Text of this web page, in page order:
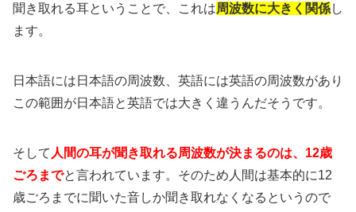
聞き取れる耳ということで、これは周波数に大きく関係し
ます。
日本語には日本語の周波数、英語には英語の周波数があり
この範囲が日本語と英語では大きく違うんだそうです。
そして 人間の耳が聞き取れる周波数が決まるのは、12歳
ごろまでと言われています。そのため人間は基本的に12
歳ごろまでに聞いた音しか聞き取れなくなるというので